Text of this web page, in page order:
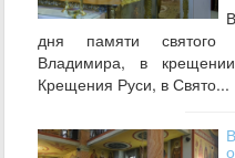
дня памяти святого
Владимира, в
Крещения Руси, в Свято...